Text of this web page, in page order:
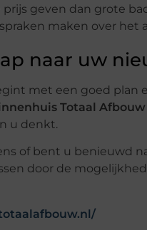
geven dan grote
maken over
naar uw
met een goed plan
Totaal Afbouw
u denkt.
of bent u benieuwd
door de